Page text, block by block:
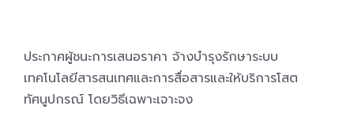
ประกาศผู้ชนะการเสนอราคา จ้างบำรุงรักษาระบบ
เทคโนโลยีสารสนเทศและการสื่อสารและให้บริการโสต
ทัศนูปกรณ์ โดยวิธีเฉพาะเจาะจง